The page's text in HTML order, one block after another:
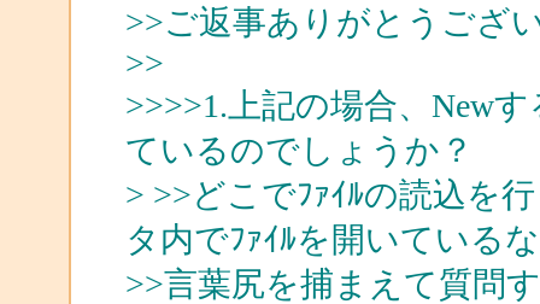
>>ご返事ありがとうござ
>>
>>>>1.上記の場合、New
ているのでしょうか？
> >>どこでﾌｧｲﾙの読込を
タ内でﾌｧｲﾙを開いている
>>言葉尻を捕まえて質問